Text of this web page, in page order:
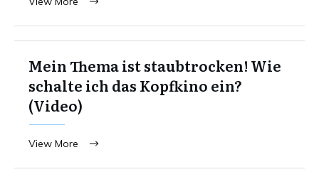
Mein Thema ist staubtrocken! Wie
schalte ich das Kopfkino ein?
(Video)
View More